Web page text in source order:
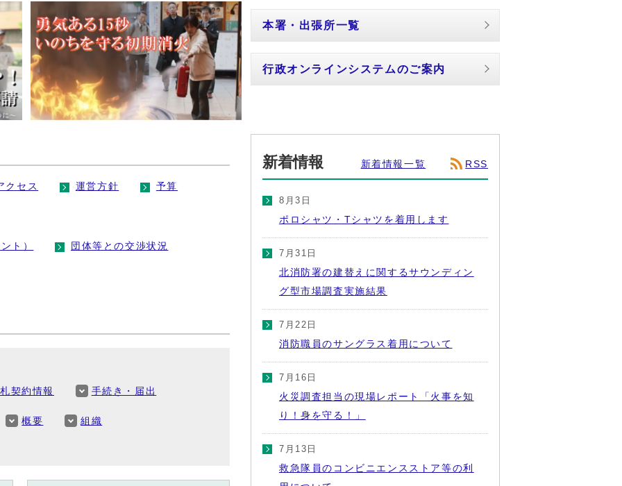
本署・出張所一覧
行政オンラインシステムのご案内
新着情報 新着情報一覧 RSS
8月3日
ポロシャツ・Tシャツを着用します
7月31日
北消防署の建替えに関するサウンディン
グ型市場調査実施結果
7月22日
消防職員のサングラス着用について
7月16日
火災調査担当の現場レポート「火事を知
り！身を守る！」
7月13日
救急隊員のコンビニエンスストア等の利
クセス 運営方針 予算
ト） 団体等との交渉状況
契約情報 手続き・届出
概要 組織